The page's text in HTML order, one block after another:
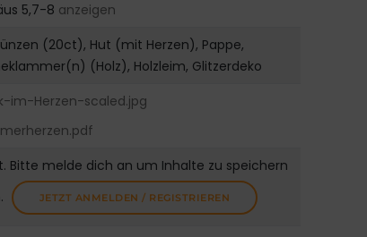
5,7-8 anzeigen
(20ct), Hut (mit Herzen), Pappe,
(Holz), Holzleim, Glitzerdeko
im-Herzen-scaled.jpg
Bitte melde dich an um Inhalte zu speichern
JETZT ANMELDEN / REGISTRIEREN